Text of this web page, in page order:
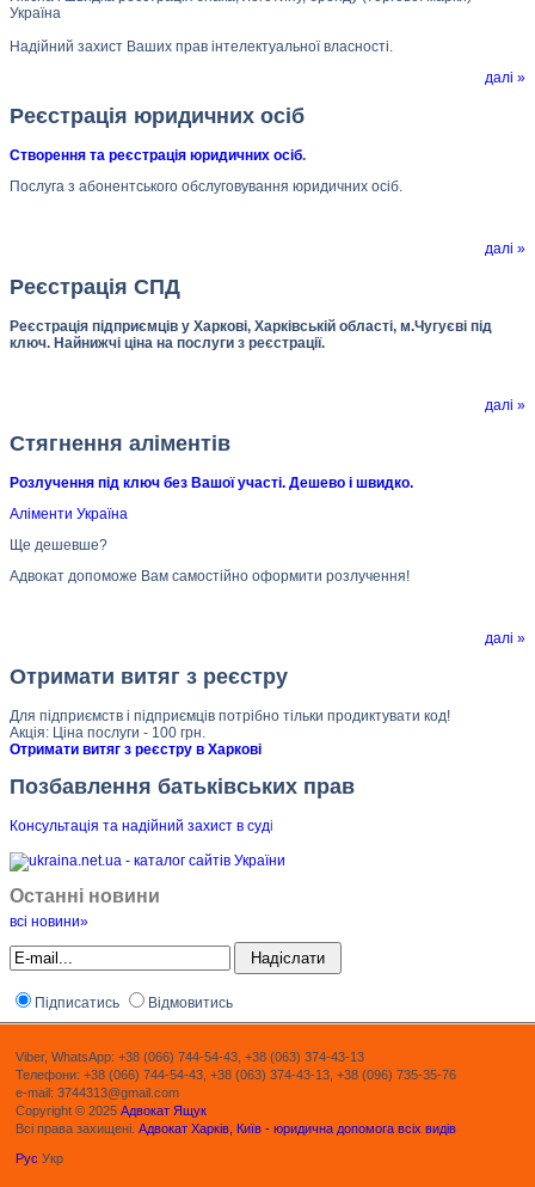
Україна
Надійний захист Ваших прав інтелектуальної власності.
далі »
Реєстрація юридичних осіб
Створення та реєстрація юридичних осіб.
Послуга з абонентського обслуговування юридичних осіб.
далі »
Реєстрація СПД
Реєстрація підприємців у Харкові, Харківській області, м.Чугуєві під
ключ. Найнижчі ціна на послуги з реєстрації.
далі »
Стягнення аліментів
Розлучення під ключ без Вашої участі. Дешево і швидко.
Аліменти Україна
Ще дешевше?
Адвокат допоможе Вам самостійно оформити розлучення!
далі »
Отримати витяг з реєстру
Для підприємств і підприємців потрібно тільки продиктувати код!
Акція: Ціна послуги - 100 грн.
Отримати витяг з реєстру в Харкові
Позбавлення батьківських прав
Консультація та надійний захист в суді
Останні новини
всі новини»
Підписатись Відмовитись
Viber, WhatsApp: +38 (066) 744-54-43, +38 (063) 374-43-13
Телефони: +38 (066) 744-54-43, +38 (063) 374-43-13, +38 (096) 735-35-76
e-mail: 3744313@gmail.com
Copyright © 2025 Адвокат Ящук
Всі права захищені. Адвокат Харків, Київ - юридична допомога всіх видів
Рус Укр